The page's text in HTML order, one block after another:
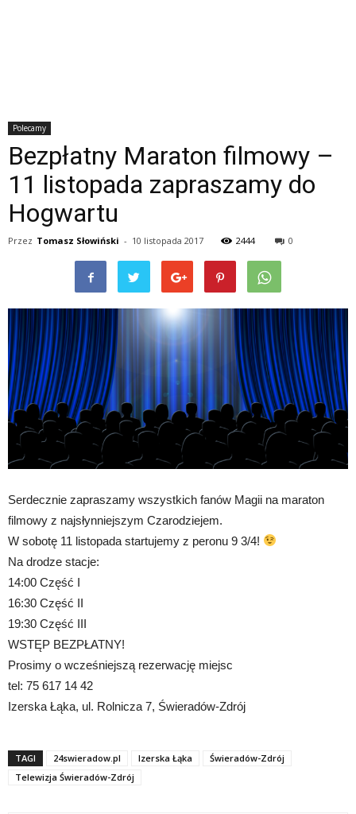
Polecamy
Bezpłatny Maraton filmowy –
11 listopada zapraszamy do
Hogwartu
Przez Tomasz Słowiński - 10 listopada 2017 2444 0
Serdecznie zapraszamy wszystkich fanów Magii na maraton
filmowy z najsłynniejszym Czarodziejem.
W sobotę 11 listopada startujemy z peronu 9 3/4!
Na drodze stacje:
14:00 Część I
16:30 Część II
19:30 Część III
WSTĘP BEZPŁATNY!
Prosimy o wcześniejszą rezerwację miejsc
tel: 75 617 14 42
Izerska Łąka, ul. Rolnicza 7, Świeradów-Zdrój
TAGI 24swieradow.pl Izerska Łąka
Świeradów-Zdrój
Telewizja Świeradów-Zdrój